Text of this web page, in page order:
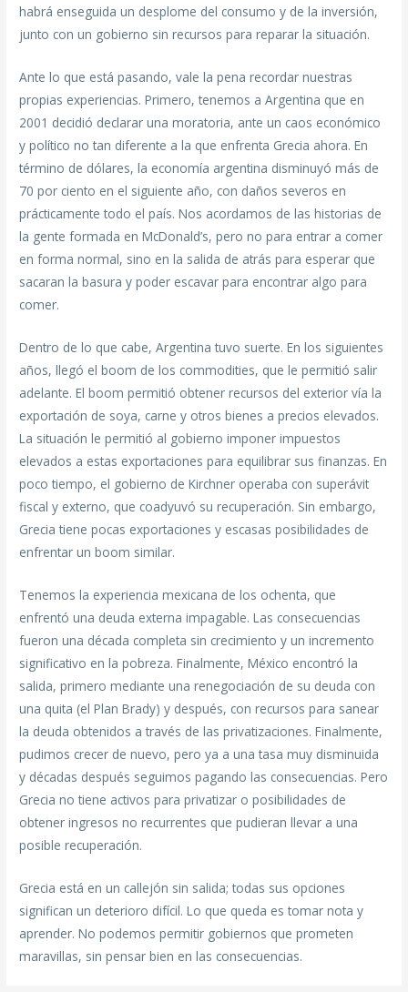
habrá enseguida un desplome del consumo y de la inversión,
junto con un gobierno sin recursos para reparar la situación.
Ante lo que está pasando, vale la pena recordar nuestras
propias experiencias. Primero, tenemos a Argentina que en
2001 decidió declarar una moratoria, ante un caos económico
y político no tan diferente a la que enfrenta Grecia ahora. En
término de dólares, la economía argentina disminuyó más de
70 por ciento en el siguiente año, con daños severos en
prácticamente todo el país. Nos acordamos de las historias de
la gente formada en McDonald’s, pero no para entrar a comer
en forma normal, sino en la salida de atrás para esperar que
sacaran la basura y poder escavar para encontrar algo para
comer.
Dentro de lo que cabe, Argentina tuvo suerte. En los siguientes
años, llegó el boom de los commodities, que le permitió salir
adelante. El boom permitió obtener recursos del exterior vía la
exportación de soya, carne y otros bienes a precios elevados.
La situación le permitió al gobierno imponer impuestos
elevados a estas exportaciones para equilibrar sus finanzas. En
poco tiempo, el gobierno de Kirchner operaba con superávit
fiscal y externo, que coadyuvó su recuperación. Sin embargo,
Grecia tiene pocas exportaciones y escasas posibilidades de
enfrentar un boom similar.
Tenemos la experiencia mexicana de los ochenta, que
enfrentó una deuda externa impagable. Las consecuencias
fueron una década completa sin crecimiento y un incremento
significativo en la pobreza. Finalmente, México encontró la
salida, primero mediante una renegociación de su deuda con
una quita (el Plan Brady) y después, con recursos para sanear
la deuda obtenidos a través de las privatizaciones. Finalmente,
pudimos crecer de nuevo, pero ya a una tasa muy disminuida
y décadas después seguimos pagando las consecuencias. Pero
Grecia no tiene activos para privatizar o posibilidades de
obtener ingresos no recurrentes que pudieran llevar a una
posible recuperación.
Grecia está en un callejón sin salida; todas sus opciones
significan un deterioro difícil. Lo que queda es tomar nota y
aprender. No podemos permitir gobiernos que prometen
maravillas, sin pensar bien en las consecuencias.